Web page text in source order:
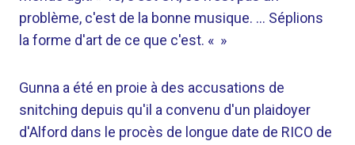
problème, c'est de la bonne musique. … Séplions
la forme d'art de ce que c'est. « »
Gunna a été en proie à des accusations de
snitching depuis qu'il a convenu d'un plaidoyer
d'Alford dans le procès de longue date de RICO de